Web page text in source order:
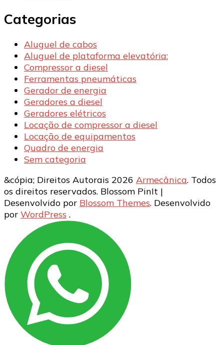
Categorias
Aluguel de cabos
Aluguel de plataforma elevatória:
Compressor a diesel
Ferramentas pneumáticas
Gerador de energia
Geradores a diesel
Geradores elétricos
Locação de compressor a diesel
Locação de equipamentos
Quadro de energia
Sem categoria
&cópia; Direitos Autorais 2026 Armecânica. Todos
os direitos reservados. Blossom PinIt |
Desenvolvido por Blossom Themes. Desenvolvido
por WordPress .